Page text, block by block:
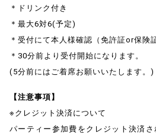
＊ドリンク付き
＊最大6対6(予定)
＊受付にて本人様確認（免許証or保険
＊30分前より受付開始になります。
(5分前にはご着席お願いいたします。)
【注意事項】
※クレジット決済について
パーティー参加費をクレジット決済